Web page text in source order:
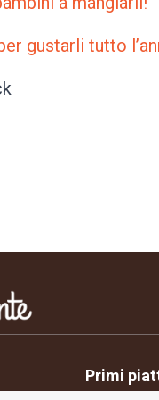
gustarli tutto
Primi